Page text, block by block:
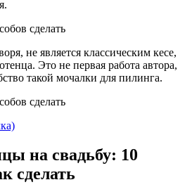
не является классическим кесе,
Это не первая работа автора,
такой мочалки для пилинга.
на свадьбу: 10
сделать